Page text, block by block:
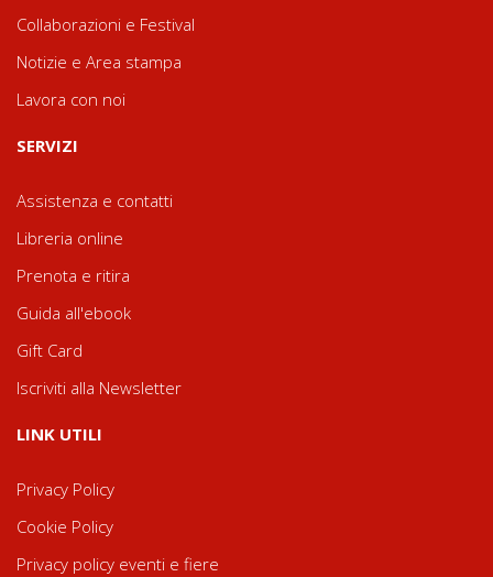
Collaborazioni e Festival
Notizie e Area stampa
Lavora con noi
SERVIZI
Assistenza e contatti
Libreria online
Prenota e ritira
Guida all'ebook
Gift Card
Iscriviti alla Newsletter
LINK UTILI
Privacy Policy
Cookie Policy
Privacy policy eventi e fiere